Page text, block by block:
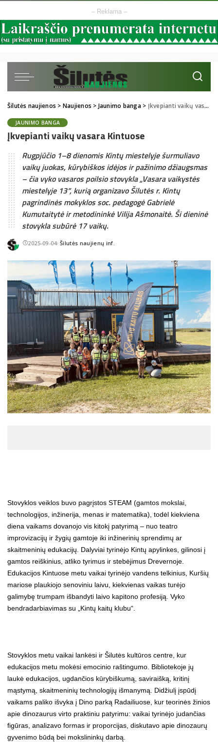
– Reklama –
Šilutės naujienos > Naujienos > Jaunimo banga> Įkvepianti vaikų vasara Kintuose
JAUNIMO BANGA
Įkvepianti vaikų vasara Kintuose
Rugpjūčio 1–8 dienomis Kintų miestelyje šurmuliavo
vaikų juokas, kūrybiškos idėjos ir pažinimo džiaugsmas
– čia vyko vasaros poilsio stovykla „Vasara vaikystės
miestelyje 13“, kurią organizavo Šilutės r. Kintų
pagrindinės mokyklos soc. pedagogė Gabrielė
Kumutaitytė ir metodininkė Vilija Ašmonaitė. Ši dieninė
stovykla subūrė 17 vaikų.
2025-09-04Posted
Šilutės naujienų inf.
Stovyklos veiklos buvo pagrįstos STEAM (gamtos mokslai,
technologijos, inžinerija, menas ir matematika), todėl kiekviena
diena vaikams dovanojo vis kitokį patyrimą – nuo teatro
improvizacijų ir žygių gamtoje iki inžinerinių sprendimų ar
skaitmeninių edukacijų. Dalyviai tyrinėjo Kintų apylinkes, gilinosi į
gamtos reiškinius, atliko tyrimus ir stebėjimus Drevernoje.
Edukacijos Kintuose metu vaikai tyrinėjo vandens telkinius, Kuršių
mariose plaukiojo senoviniu laivu, kiekvienas vaikas turėjo
galimybę trumpam išbandyti laivo kapitono profesiją. Vyko
bendradarbiavimas su „Kintų kaitų klubu“.
Stovyklos metu vaikai lankėsi ir Šilutės kultūros centre, kur
edukacijos metu mokėsi emocinio raštingumo. Bibliotekoje jų
laukė edukacijos, ugdančios kūrybiškumą, saviraišką, kritinį
mąstymą, skaitmeninių technologijų išmanymą. Didžiulį įspūdį
vaikams paliko išvyka į Dino parką Radailiuose, kur teorinės žinios
apie dinozaurus virto praktiniu patyrimu: vaikai tyrinėjo judančias
figūras, analizavo formas ir proporcijas, diskutavo apie dinozaurų
gyvenimo būdą bei mokslininkų darbą.